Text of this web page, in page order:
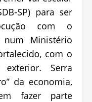
SP) para ser
com o
Ministério
com o
Serra
da economia,
fazer parte